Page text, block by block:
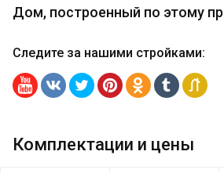
Дом, построенный по этому
Следите за нашими стройками:
Комплектации и цены